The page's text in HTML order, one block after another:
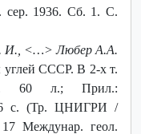
1936. Сб. 1. С.
И., <…> Любер А.А.
углей СССР. В 2-х т.
60 л.; Прил.:
с. (Тр. ЦНИГРИ /
Междунар. геол.